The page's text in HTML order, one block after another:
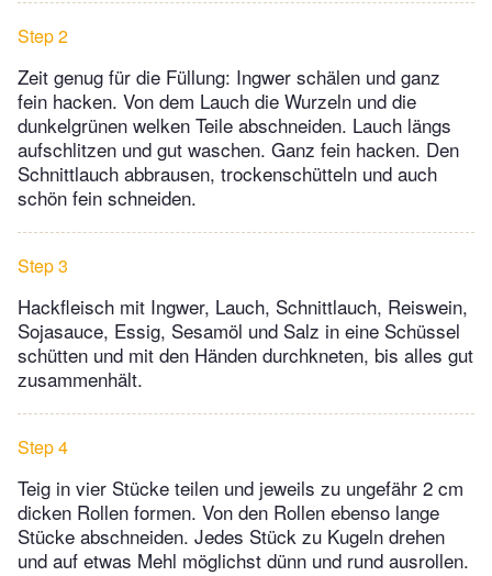
Step 2
Zeit genug für die Füllung: Ingwer schälen und ganz
fein hacken. Von dem Lauch die Wurzeln und die
dunkelgrünen welken Teile abschneiden. Lauch längs
aufschlitzen und gut waschen. Ganz fein hacken. Den
Schnittlauch abbrausen, trockenschütteln und auch
schön fein schneiden.
Step 3
Hackfleisch mit Ingwer, Lauch, Schnittlauch, Reiswein,
Sojasauce, Essig, Sesamöl und Salz in eine Schüssel
schütten und mit den Händen durchkneten, bis alles gut
zusammenhält.
Step 4
Teig in vier Stücke teilen und jeweils zu ungefähr 2 cm
dicken Rollen formen. Von den Rollen ebenso lange
Stücke abschneiden. Jedes Stück zu Kugeln drehen
und auf etwas Mehl möglichst dünn und rund ausrollen.